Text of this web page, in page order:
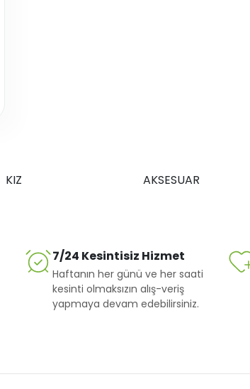
KIZ AKSESUAR
7/24 Kesintisiz Hizmet
Haftanın her günü ve her saati
kesinti olmaksızın alış-veriş
yapmaya devam edebilirsiniz.